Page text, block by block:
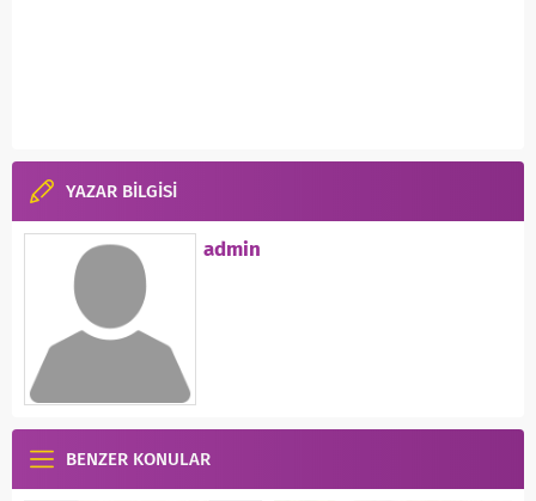
YAZAR BİLGİSİ
admin
BENZER KONULAR